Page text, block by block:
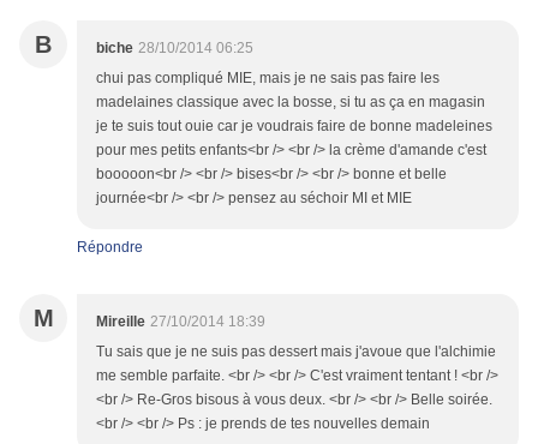
B biche 28/10/2014 06:25
chui pas compliqué MIE, mais je ne sais pas faire les
madelaines classique avec la bosse, si tu as ça en magasin
je te suis tout ouie car je voudrais faire de bonne madeleines
pour mes petits enfants<br /> <br /> la crème d'amande c'est
booooon<br /> <br /> bises<br /> <br /> bonne et belle
journée<br /> <br /> pensez au séchoir MI et MIE
Répondre
M Mireille 27/10/2014 18:39
Tu sais que je ne suis pas dessert mais j'avoue que l'alchimie
me semble parfaite. <br /> <br /> C'est vraiment tentant ! <br />
<br /> Re-Gros bisous à vous deux. <br /> <br /> Belle soirée.
<br /> <br /> Ps : je prends de tes nouvelles demain